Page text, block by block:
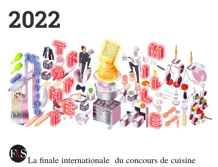
2022
La finale internationale du concours de cuisine